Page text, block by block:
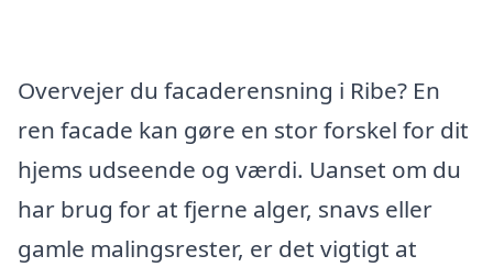
Overvejer du facaderensning i Ribe? En
ren facade kan gøre en stor forskel for dit
hjems udseende og værdi. Uanset om du
har brug for at fjerne alger, snavs eller
gamle malingsrester, er det vigtigt at